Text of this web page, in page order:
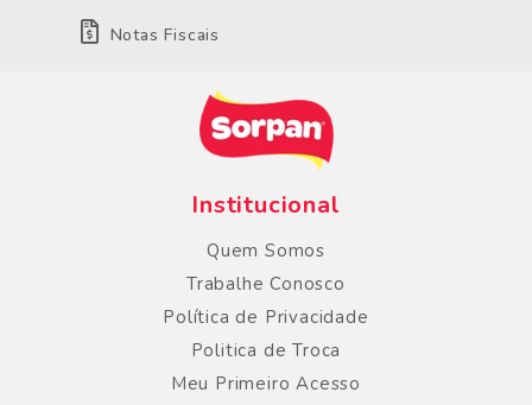
Notas Fiscais
Institucional
Quem Somos
Trabalhe Conosco
Política de Privacidade
Politica de Troca
Meu Primeiro Acesso